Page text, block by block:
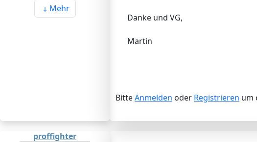
Mehr
Danke und VG,
Martin
BitteAnmelden oder Registrieren um
proffighter